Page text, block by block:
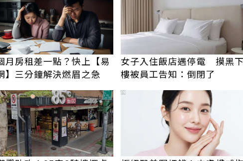
月房租差一點？快上【易
】三分鐘解決燃眉之急
女子入住飯店遇停電 摸黑
樓被員工告知：倒閉了
PR